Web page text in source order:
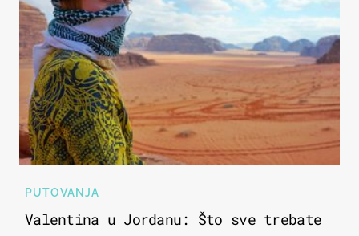
PUTOVANJA
Valentina u Jordanu: Što sve trebate